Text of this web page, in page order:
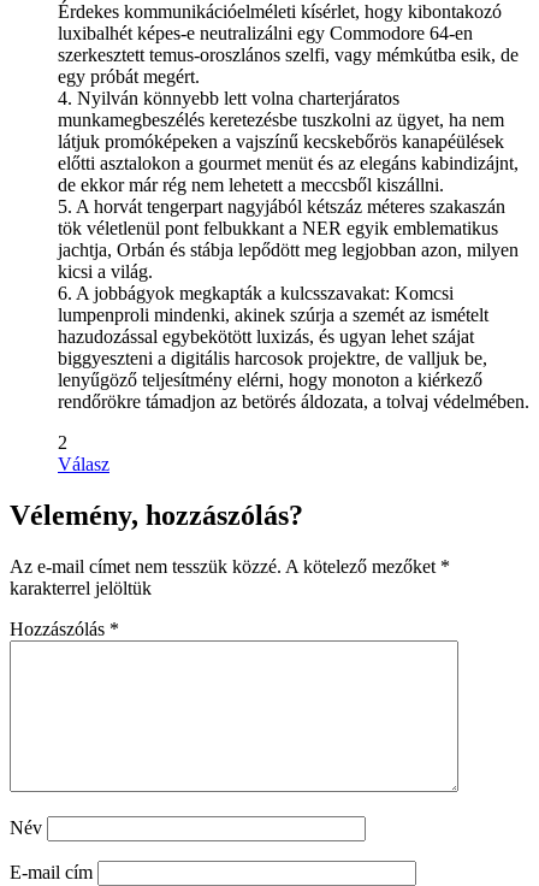
Érdekes kommunikációelméleti kísérlet, hogy kibontakozó
luxibalhét képes-e neutralizálni egy Commodore 64-en
szerkesztett temus-oroszlános szelfi, vagy mémkútba esik, de
egy próbát megért.
4. Nyilván könnyebb lett volna charterjáratos
munkamegbeszélés keretezésbe tuszkolni az ügyet, ha nem
látjuk promóképeken a vajszínű kecskebőrös kanapéülések
előtti asztalokon a gourmet menüt és az elegáns kabindizájnt,
de ekkor már rég nem lehetett a meccsből kiszállni.
5. A horvát tengerpart nagyjából kétszáz méteres szakaszán
tök véletlenül pont felbukkant a NER egyik emblematikus
jachtja, Orbán és stábja lepődött meg legjobban azon, milyen
kicsi a világ.
6. A jobbágyok megkapták a kulcsszavakat: Komcsi
lumpenproli mindenki, akinek szúrja a szemét az ismételt
hazudozással egybekötött luxizás, és ugyan lehet szájat
biggyeszteni a digitális harcosok projektre, de valljuk be,
lenyűgöző teljesítmény elérni, hogy monoton a kiérkező
rendőrökre támadjon az betörés áldozata, a tolvaj védelmében.
2
Válasz
Vélemény, hozzászólás?
Az e-mail címet nem tesszük közzé. A kötelező mezőket *
karakterrel jelöltük
Hozzászólás *
Név
E-mail cím